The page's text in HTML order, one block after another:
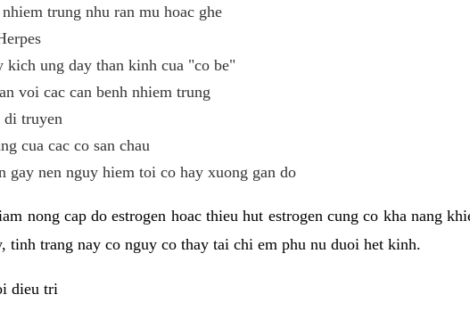
trung nhu ran mu hoac ghe
kich ung day than kinh cua "co be"
voi cac can benh nhiem trung
truyen
cua cac co san chau
gay nen nguy hiem toi co hay xuong gan do
nong cap do estrogen hoac thieu hut estrogen cung co kha nang
tinh trang nay co nguy co thay tai chi em phu nu duoi het kinh.
dieu tri